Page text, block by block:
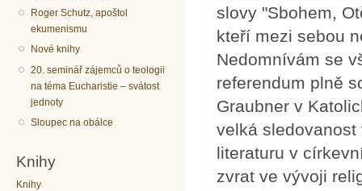
Roger Schutz, apoštol
ekumenismu
Nové knihy
20. seminář zájemců o teologii
na téma Eucharistie – svátost
jednoty
Sloupec na obálce
Knihy
Knihy
slovy "Sbohem,
kteří mezi sebou
Nedomnívám se
referendum plně
Graubner v
velká
literaturu v
zvrat ve vývoji